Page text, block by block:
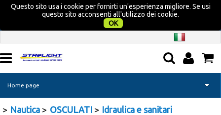
Questo sito usa i cookie per fornirti un'esperienza migliore. Se usi
questo sito acconsenti all'utilizzo dei cookie.
OK
Home page
Camper
Nautica OSCULATI
Idraulica e sanitari